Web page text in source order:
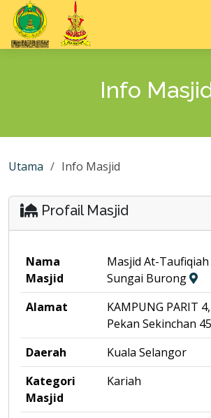
Info
Utama Info Masjid
Profail Masjid
Nama
Masjid
Masjid At-Taufiqiah
Sungai Burong
Alamat
KAMPUNG PARIT
Pekan Sekinchan
Daerah
Kuala Selangor
Kategori
Masjid
Kariah